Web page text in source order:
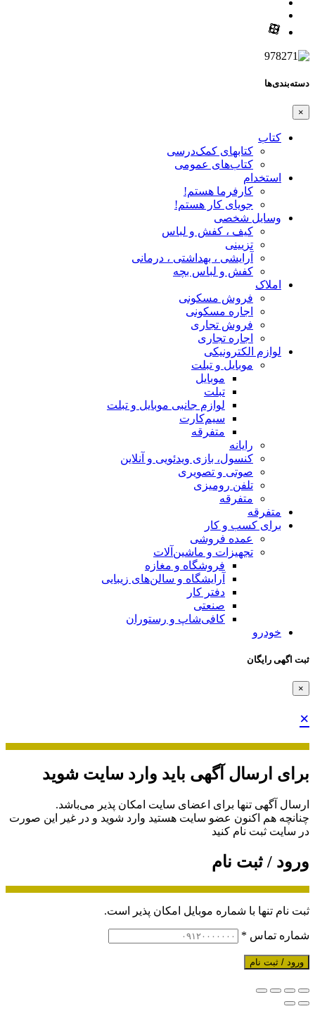
دسته‌بندی‌ها
×
کتاب
کتابهای کمک‌درسی
کتاب‌های عمومی
استخدام
کارفرما هستم!
جویای کار هستم!
وسایل شخصی
کیف ، کفش و لباس
تزیینی
آرایشی ، بهداشتی ، درمانی
کفش و لباس بچه
املاک
فروش مسکونی
اجاره مسکونی
فروش تجاری
اجاره تجاری
لوازم الکترونیکی
موبایل و تبلت
موبایل
تبلت
لوازم جانبی موبایل و تبلت
سیم‌کارت
متفرقه
رایانه
کنسول، بازی‌ ویدئویی و آنلاین
صوتی و تصویری
تلفن رومیزی
متفرقه
متفرقه
برای کسب و کار
عمده فروشی
تجهیزات و ماشین‌آلات
فروشگاه و مغازه
آرایشگاه و سالن‌های زیبایی
دفتر کار
صنعتی
کافی‌شاپ و رستوران
خودرو
ثبت اگهی رایگان
×
×
برای ارسال آگهی باید وارد سایت شوید
ارسال آگهی تنها برای اعضای سایت امکان پذیر می‌باشد.
چنانچه هم‌ اکنون عضو سایت هستید وارد شوید و در غیر این صورت
در سایت ثبت نام کنید
ورود / ثبت نام
ثبت نام تنها با شماره موبایل امکان پذیر است.
شماره تماس *
ورود / ثبت نام